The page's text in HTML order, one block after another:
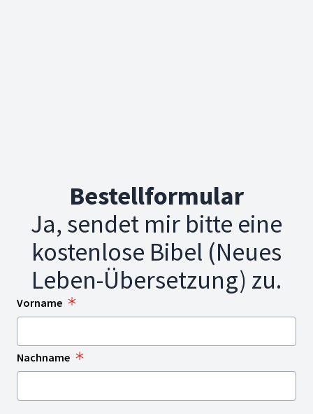
Bestellformular
Ja, sendet mir bitte eine
kostenlose Bibel (Neues
Leben-Übersetzung) zu.
Vorname
Nachname